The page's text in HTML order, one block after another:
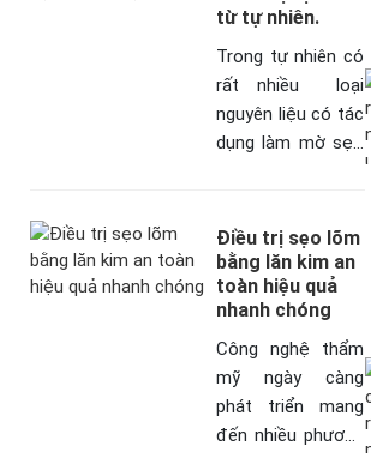
những cách…
từ tự nhiên.
Trong tự nhiên có
rất nhiều loại
nguyên liệu có tác
dụng làm mờ sẹo
nhiên không phải
ai cũng biết rõ các
loại…
Điều trị sẹo lõm
bằng lăn kim an
toàn hiệu quả
nhanh chóng
Công nghệ thẩm
mỹ ngày càng
phát triển mang
đến nhiều phương